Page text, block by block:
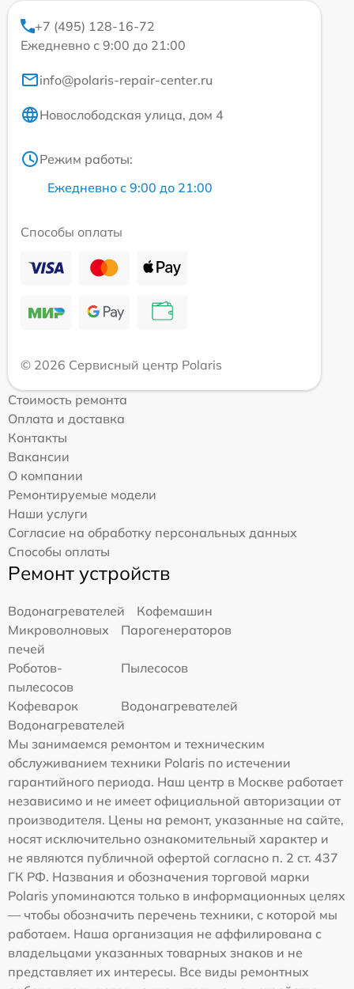
+7 (495) 128-16-72
Ежедневно с 9:00 до 21:00
info@polaris-repair-center.ru
Новослободская улица, дом 4
Режим работы:
Ежедневно с 9:00 до 21:00
Способы оплаты
© 2026 Сервисный центр Polaris
Стоимость ремонта
Оплата и доставка
Контакты
Вакансии
О компании
Ремонтируемые модели
Наши услуги
Согласие на обработку персональных данных
Способы оплаты
Ремонт устройств
Водонагревателей
Кофемашин
Микроволновых
печей
Парогенераторов
Роботов-
пылесосов
Пылесосов
Кофеварок
Водонагревателей
Водонагревателей
Мы занимаемся ремонтом и техническим
обслуживанием техники Polaris по истечении
гарантийного периода. Наш центр в Москве работает
независимо и не имеет официальной авторизации от
производителя. Цены на ремонт, указанные на сайте,
носят исключительно ознакомительный характер и
не являются публичной офертой согласно п. 2 ст. 437
ГК РФ. Названия и обозначения торговой марки
Polaris упоминаются только в информационных целях
— чтобы обозначить перечень техники, с которой мы
работаем. Наша организация не аффилирована с
владельцами указанных товарных знаков и не
представляет их интересы. Все виды ремонтных